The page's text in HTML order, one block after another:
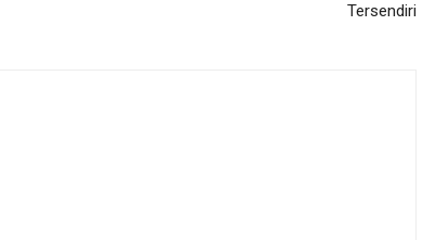
Tersendiri